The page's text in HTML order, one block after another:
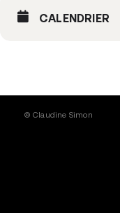
CALENDRIER
© Claudine Simon